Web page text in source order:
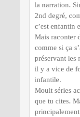
la narration.
2nd degré,
c’est enfantin
Mais raconter
comme si ça
préservant les
il y a vice de
infantile.
Moult séries
que tu cites.